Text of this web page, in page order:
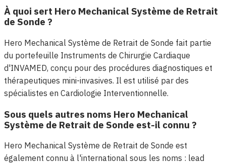
À quoi sert Hero Mechanical Système de Retrait
de Sonde ?
Hero Mechanical Système de Retrait de Sonde fait partie
du portefeuille Instruments de Chirurgie Cardiaque
d'INVAMED, conçu pour des procédures diagnostiques et
thérapeutiques mini-invasives. Il est utilisé par des
spécialistes en Cardiologie Interventionnelle.
Sous quels autres noms Hero Mechanical
Système de Retrait de Sonde est-il connu ?
Hero Mechanical Système de Retrait de Sonde est
également connu à l'international sous les noms : lead